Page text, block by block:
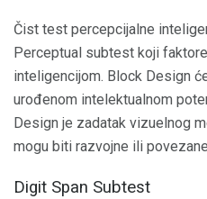
Čist test percepcijalne
Perceptual subtest koji
inteligencijom. Block Design
urođenom intelektualnom
Design je zadatak vizuelnog
mogu biti razvojne ili
Digit Span Subtest